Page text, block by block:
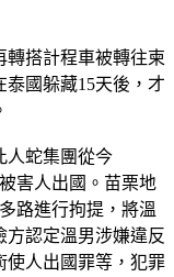
轉搭計程車被轉往柬
國躲藏15天後，才
人蛇集團從今
害人出國。苗栗地
路進行拘提，將溫
方認定溫男涉嫌違反
使人出國罪等，犯罪